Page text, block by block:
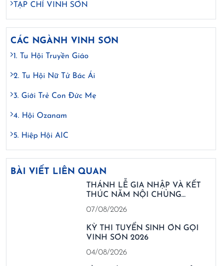
TẠP CHÍ VINH SƠN
CÁC NGÀNH VINH SƠN
1. Tu Hội Truyền Giáo
2. Tu Hội Nữ Tử Bác Ái
3. Giới Trẻ Con Đức Mẹ
4. Hội Ozanam
5. Hiệp Hội AIC
BÀI VIẾT LIÊN QUAN
THÁNH LỄ GIA NHẬP VÀ KẾT
THÚC NĂM NỘI CHỦNG…
07/08/2026
KỲ THI TUYỂN SINH ƠN GỌI
VINH SƠN 2026
04/08/2026